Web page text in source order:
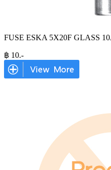
FUSE ESKA 5X20F GLASS
฿ 10.-